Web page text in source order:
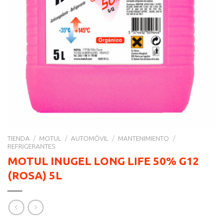
TIENDA / MOTUL / AUTOMÓVIL / MANTENIMIENTO
/
REFRIGERANTES
MOTUL INUGEL LONG LIFE 50% G12
(ROSA) 5L